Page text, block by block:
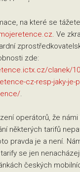
na které se
. Ve
zde:
clanek/
cz-resp-jaky-je-
.
operátorů, že námi
některých tarifů
pravda je a není.
se jen
českých